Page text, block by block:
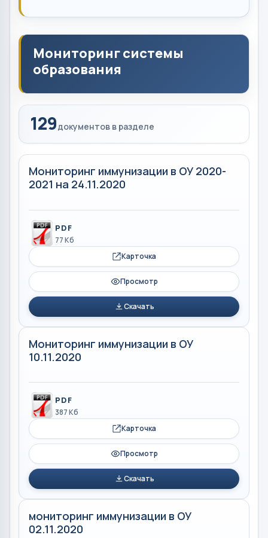
Мониторинг системы
образования
129документов в разделе
Мониторинг иммунизации в ОУ 2020-
2021 на 24.11.2020
PDF
77 Кб
Карточка
Просмотр
Скачать
Мониторинг иммунизации в ОУ
10.11.2020
PDF
387 Кб
Карточка
Просмотр
Скачать
мониторинг иммунизации в ОУ
02.11.2020